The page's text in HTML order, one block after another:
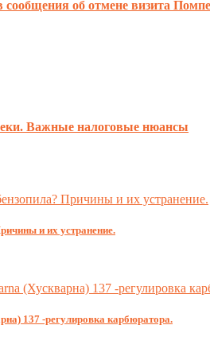
об отмене визита
Важные налоговые нюансы
и их устранение.
137 -регулировка карбюратора.